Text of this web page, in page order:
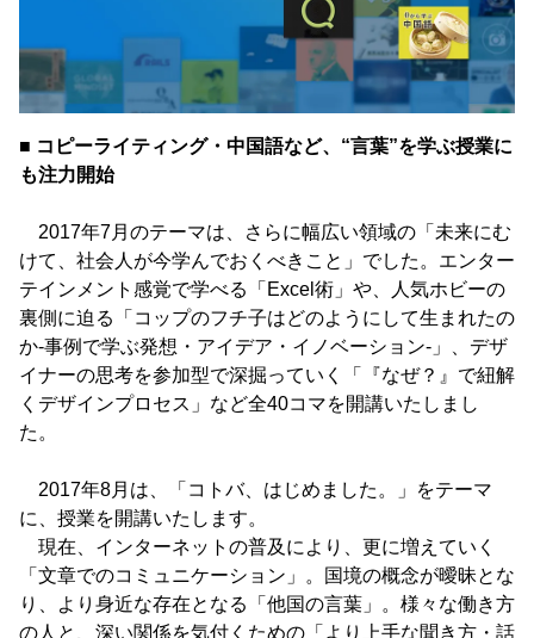
■ コピーライティング・中国語など、“言葉”を学ぶ授業に
も注力開始
2017年7月のテーマは、さらに幅広い領域の「未来にむ
けて、社会人が今学んでおくべきこと」でした。エンター
テインメント感覚で学べる「Excel術」や、人気ホビーの
裏側に迫る「コップのフチ子はどのようにして生まれたの
か-事例で学ぶ発想・アイデア・イノベーション-」、デザ
イナーの思考を参加型で深掘っていく「『なぜ？』で紐解
くデザインプロセス」など全40コマを開講いたしまし
た。
2017年8月は、「コトバ、はじめました。」をテーマ
に、授業を開講いたします。
現在、インターネットの普及により、更に増えていく
「文章でのコミュニケーション」。国境の概念が曖昧とな
り、より身近な存在となる「他国の言葉」。様々な働き方
の人と、深い関係を気付くための「より上手な聞き方・話